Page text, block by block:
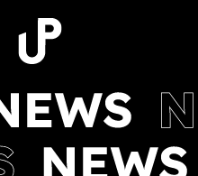
Inhalt
springen